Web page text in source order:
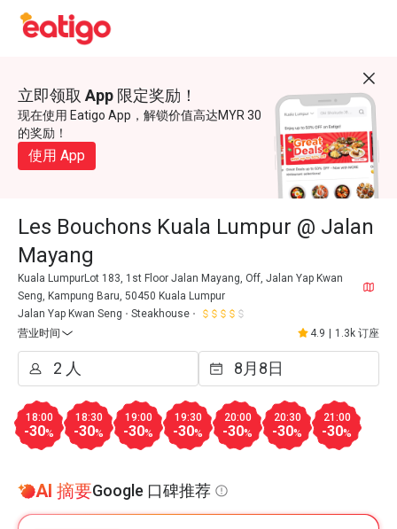
立即领取 App 限定奖励！
现在使用 Eatigo App，解锁价值高达MYR 30
的奖励！
使用 App
Les Bouchons Kuala Lumpur @ Jalan
Mayang
Kuala LumpurLot 183, 1st Floor Jalan Mayang, Off, Jalan Yap Kwan
Seng, Kampung Baru, 50450 Kuala Lumpur
Jalan Yap Kwan Seng
Steakhouse
营业时间
4.9 1.3k 订座
18:00
-30%
18:30
-30%
19:00
-30%
19:30
-30%
20:00
-30%
20:30
-30%
21:00
-30%
AI 摘要Google 口碑推荐